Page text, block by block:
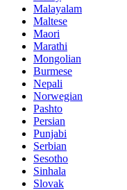
Malayalam
Maltese
Maori
Marathi
Mongolian
Burmese
Nepali
Norwegian
Pashto
Persian
Punjabi
Serbian
Sesotho
Sinhala
Slovak